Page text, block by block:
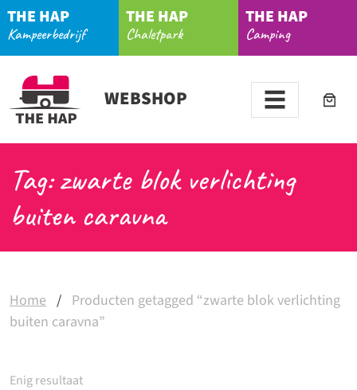
THE HAP
Kampeerbedrijf
THE HAP
Chaletpark
THE HAP
Camping
WEBSHOP
Tag: zwarte blok verlichting
buiten caravna
Home / Producten getagged “zwarte blok verlichting
buiten caravna”
Enig resultaat